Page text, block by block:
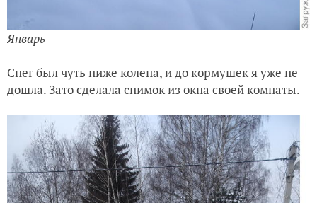
Январь
Снег был чуть ниже колена, и до кормушек я уже не
дошла. Зато сделала снимок из окна своей комнаты.